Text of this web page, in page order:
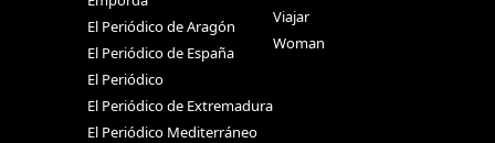
El Periódico de Aragón
El Periódico de España
El Periódico
El Periódico de Extremadura
El Periódico Mediterráneo
Viajar
Woman